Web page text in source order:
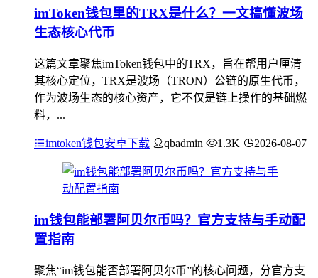
imToken钱包里的TRX是什么？一文搞懂波场
生态核心代币
这篇文章聚焦imToken钱包中的TRX，旨在帮用户厘清
其核心定位，TRX是波场（TRON）公链的原生代币，
作为波场生态的核心资产，它不仅是链上操作的基础燃
料，...
imtoken钱包安卓下载 qbadmin 1.3K 2026-08-07
im钱包能部署阿贝尔币吗？官方支持与手动配
置指南
聚焦“im钱包能否部署阿贝尔币”的核心问题，分官方支